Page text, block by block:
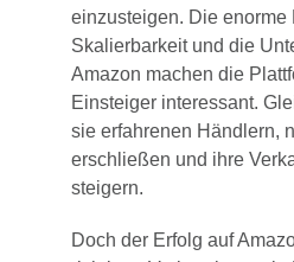
einzusteigen. Die enorme
Skalierbarkeit und die
Amazon machen die
Einsteiger interessant.
sie erfahrenen Händlern,
erschließen und ihre
steigern.
Doch der Erfolg auf